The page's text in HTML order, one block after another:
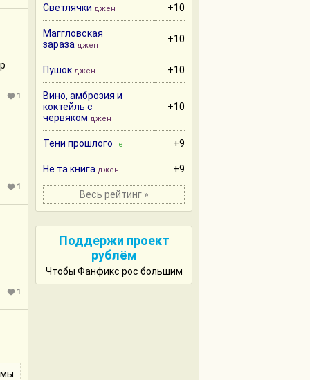
1
1
1
Светлячки джен +10
Маггловская
зараза джен
+10
Пушок джен +10
Вино, амброзия и
коктейль с
червяком джен
+10
Тени прошлого гет +9
Не та книга джен +9
Весь рейтинг »
Поддержи проект
рублём
Чтобы Фанфикс рос большим